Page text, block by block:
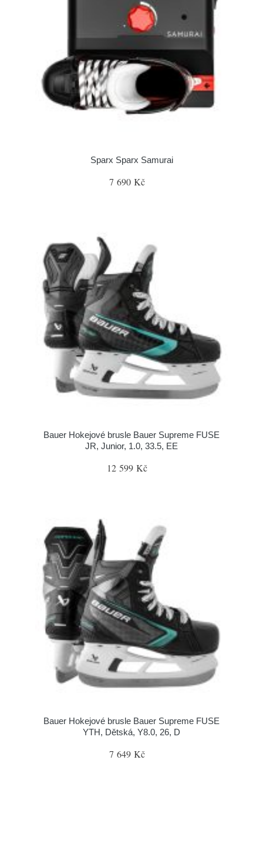
Sparx Sparx Samurai
7 690 Kč
Bauer Hokejové brusle Bauer Supreme FUSE
JR, Junior, 1.0, 33.5, EE
12 599 Kč
Bauer Hokejové brusle Bauer Supreme FUSE
YTH, Dětská, Y8.0, 26, D
7 649 Kč